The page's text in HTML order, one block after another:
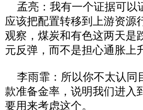
孟亮：我有一个证据可以
应该把配置转移到上游资源
观察，煤炭和有色这两天是
元反弹，而不是担心通胀上
李雨霏：所以你不太认同
款准备金率，说明我们进入
要用来考虑这个。